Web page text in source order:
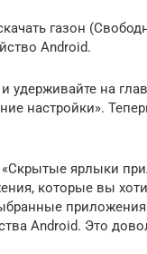
газон
Android.
удерживайте на
настройки».
ярлыки
которые вы
приложения
Android. Это